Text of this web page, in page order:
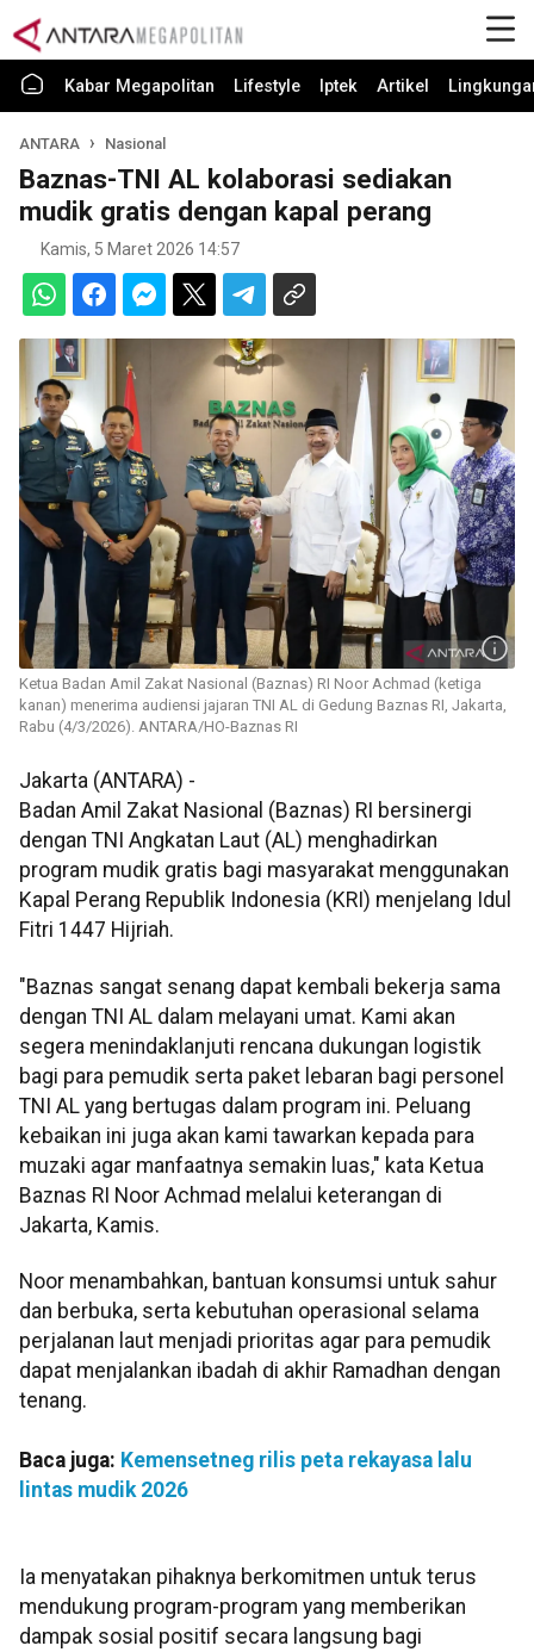
Kabar Megapolitan Lifestyle Iptek Artikel
ANTARA Nasional
Baznas-TNI AL kolaborasi sediakan
mudik gratis dengan kapal perang
Kamis, 5 Maret 2026 14:57
Ketua Badan Amil Zakat Nasional (Baznas) RI Noor Achmad (ketiga
kanan) menerima audiensi jajaran TNI AL di Gedung Baznas RI, Jakarta,
Rabu (4/3/2026). ANTARA/HO-Baznas RI
Jakarta (ANTARA) -
Badan Amil Zakat Nasional (Baznas) RI bersinergi
dengan TNI Angkatan Laut (AL) menghadirkan
program mudik gratis bagi masyarakat menggunakan
Kapal Perang Republik Indonesia (KRI) menjelang Idul
Fitri 1447 Hijriah.
"Baznas sangat senang dapat kembali bekerja sama
dengan TNI AL dalam melayani umat. Kami akan
segera menindaklanjuti rencana dukungan logistik
bagi para pemudik serta paket lebaran bagi personel
TNI AL yang bertugas dalam program ini. Peluang
kebaikan ini juga akan kami tawarkan kepada para
muzaki agar manfaatnya semakin luas," kata Ketua
Baznas RI Noor Achmad melalui keterangan di
Jakarta, Kamis.
Noor menambahkan, bantuan konsumsi untuk sahur
dan berbuka, serta kebutuhan operasional selama
perjalanan laut menjadi prioritas agar para pemudik
dapat menjalankan ibadah di akhir Ramadhan dengan
tenang.
Baca juga: Kemensetneg rilis peta rekayasa lalu
lintas mudik 2026
Ia menyatakan pihaknya berkomitmen untuk terus
mendukung program-program yang memberikan
dampak sosial positif secara langsung bagi